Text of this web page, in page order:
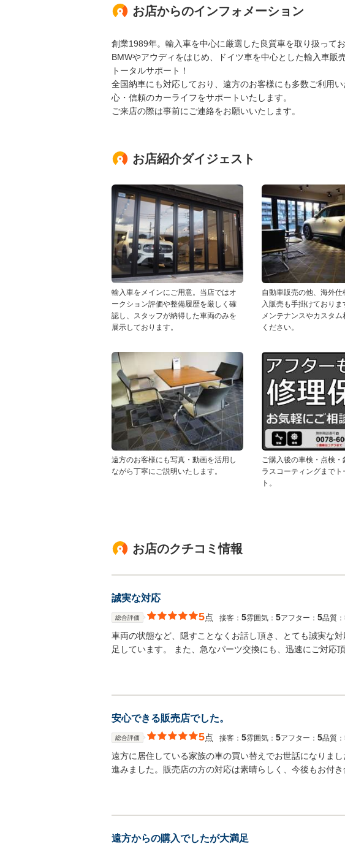
お店からのインフォメーション
創業1989年。輸入車を中心に厳選した良質車を取り扱ってお
BMWやアウディをはじめ、ドイツ車を中心とした輸入車販
トータルサポート！
全国納車にも対応しており、遠方のお客様にも多数ご利用
心・信頼のカーライフをサポートいたします。
ご来店の際は事前にご連絡をお願いいたします。
お店紹介ダイジェスト
輸入車をメインにご用意。当店ではオ
ークション評価や整備履歴を厳しく確
認し、スタッフが納得した車両のみを
展示しております。
自動車販売の他、海外仕
入販売も手掛けており
メンテナンスやカスタ
ください。
遠方のお客様にも写真・動画を活用し
ながら丁寧にご説明いたします。
ご購入後の車検・点検・
ラスコーティングまでト
ト。
お店のクチコミ情報
誠実な対応
総合評価 5点 接客： 5雰囲気： 5アフター： 5品質：
車両の状態など、隠すことなくお話し頂き、とても誠実な
足しています。 また、急なパーツ交換にも、迅速にご対応
安心できる販売店でした。
総合評価 5点 接客： 5雰囲気： 5アフター： 5品質：
遠方に居住している家族の車の買い替えでお世話になりま
進みました。販売店の方の対応は素晴らしく、今後もお付き
遠方からの購入でしたが大満足